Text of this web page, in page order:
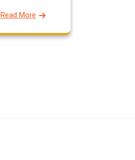
Read More